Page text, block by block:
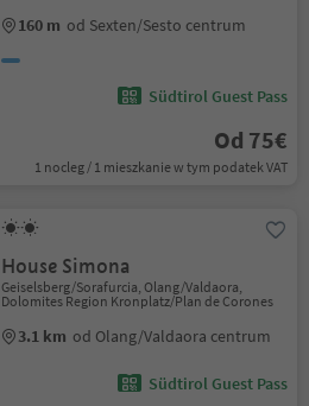
160 m od Sexten/Sesto centrum
Südtirol Guest Pass
Od 75€
1 nocleg / 1 mieszkanie w tym podatek VAT
House Simona
Geiselsberg/Sorafurcia, Olang/Valdaora,
Dolomites Region Kronplatz/Plan de Corones
3.1 km od Olang/Valdaora centrum
Südtirol Guest Pass